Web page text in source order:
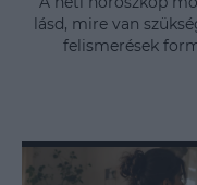
lásd, mire van
felismerések